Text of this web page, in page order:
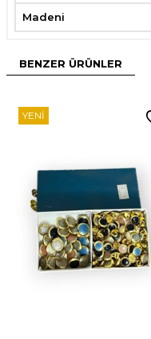
Madeni
BENZER ÜRÜNLER
YENI